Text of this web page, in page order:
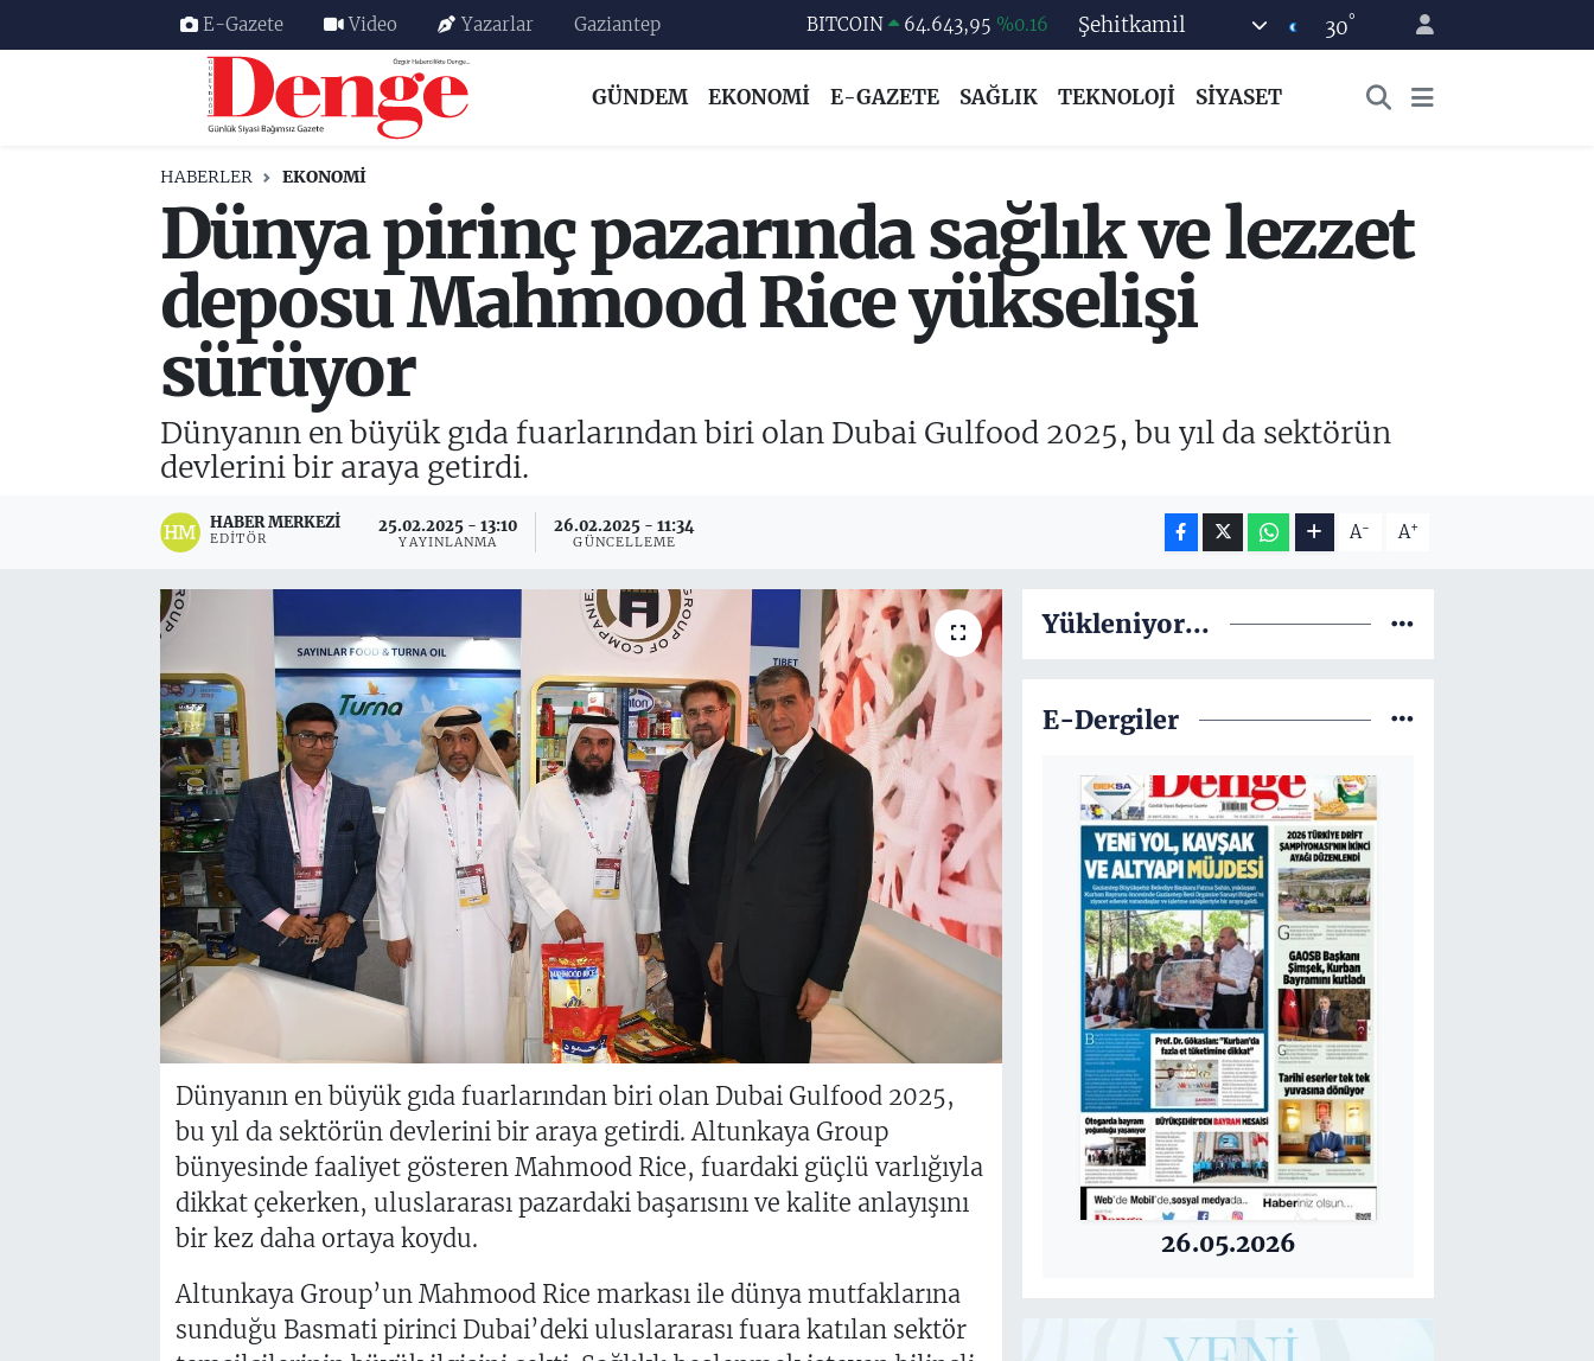
E-Gazete Video Yazarlar Gaziantep
DOLAR
47,6006 %0.06
EURO
55,0250 %0.02
BİST100
13.799 %70
Şehitkamil 30°
GÜNDEM EKONOMİ E-GAZETE SAĞLIK TEKNOLOJİ SİYASET
HABERLER EKONOMİ
Dünya pirinç pazarında sağlık ve lezzet
deposu Mahmood Rice yükselişi
sürüyor
Dünyanın en büyük gıda fuarlarından biri olan Dubai Gulfood 2025, bu yıl da sektörün
devlerini bir araya getirdi.
HABER MERKEZI
EDITÖR
25.02.2025 - 13:10
YAYINLANMA
26.02.2025 - 11:34
GÜNCELLEME A- A+
Dünyanın en büyük gıda fuarlarından biri olan Dubai Gulfood 2025,
bu yıl da sektörün devlerini bir araya getirdi. Altunkaya Group
bünyesinde faaliyet gösteren Mahmood Rice, fuardaki güçlü varlığıyla
dikkat çekerken, uluslararası pazardaki başarısını ve kalite anlayışını
bir kez daha ortaya koydu.
Altunkaya Group’un Mahmood Rice markası ile dünya mutfaklarına
sunduğu Basmati pirinci Dubai’deki uluslararası fuara katılan sektör
Yükleniyor...
E-Dergiler
26.05.2026
Nöbetçi Eczaneler
Trafik Durumu
Süper Lig Puan Durumu ve Fikstür
Tüm Manşetler
Son Dakika Haberleri
Haber Arşivi